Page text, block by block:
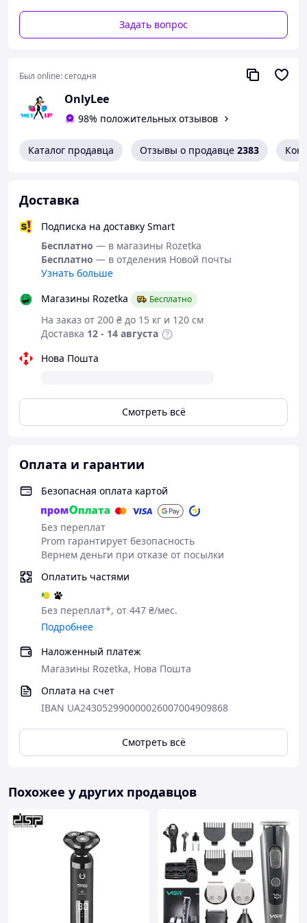
Преимущества:
Удобная зарядка через USB Type-C.
Долгое время работы без подзарядки.
Легкость в использовании и транспортировке.
Описание:
помощники для создания стильных и аккуратных
режимом и долговечным аккумулятором, они
обеспечивают безупречную работу в течение
нескольких часов без подзарядки. Регулируемые
насадки позволяют выбрать оптимальную длину для
любых типов стрижек, а керамические лезвия
гарантируют высокое качество и комфорт во время
использования. Легкость в уходе и современный
дизайн делают их отличным выбором для тех, кто
Задать вопрос
Был online:сегодня
OnlyLee
98% положительных отзывов
Каталог продавца Отзывы о продавце 2383
Доставка
Подписка на доставку Smart
Бесплатно — в магазины Rozetka
Бесплатно — в отделения Новой почты
Узнать больше
Магазины Rozetka
Бесплатно
На заказ от 200 ₴ до 15 кг и 120 см
Доставка 12 - 14 августа
Нова Пошта
Смотреть всё
Оплата и гарантии
Безопасная оплата картой
Без переплат
Prom гарантирует безопасность
Вернем деньги при отказе от посылки
Оплатить частями
Без переплат*, от 447 ₴/мес.
Подробнее
Наложенный платеж
Магазины Rozetka, Нова Пошта
Оплата на счет
IBAN UA243052990000026007004909868
Смотреть всё
Похожее у других продавцов